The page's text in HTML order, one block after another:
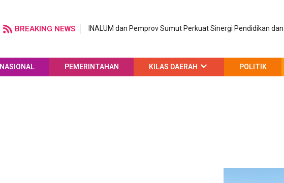
BREAKING NEWS INALUM dan Pemprov Sumut Perkuat Sinergi Pendidikan
NASIONAL PEMERINTAHAN KILAS DAERAH POLITIK